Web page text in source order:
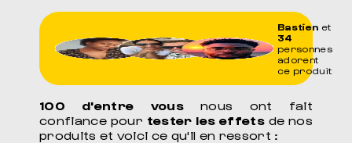
Bastien et
34
personnes
adorent
ce produit
100 d'entre vousnous ont fait
confiance pour tester les effets de nos
produits et voici ce qu'il en ressort :